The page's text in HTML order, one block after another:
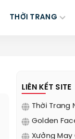
THỜI TRANG
LIÊN KẾT SITE
Thời Trang
Golden
Xưởng May